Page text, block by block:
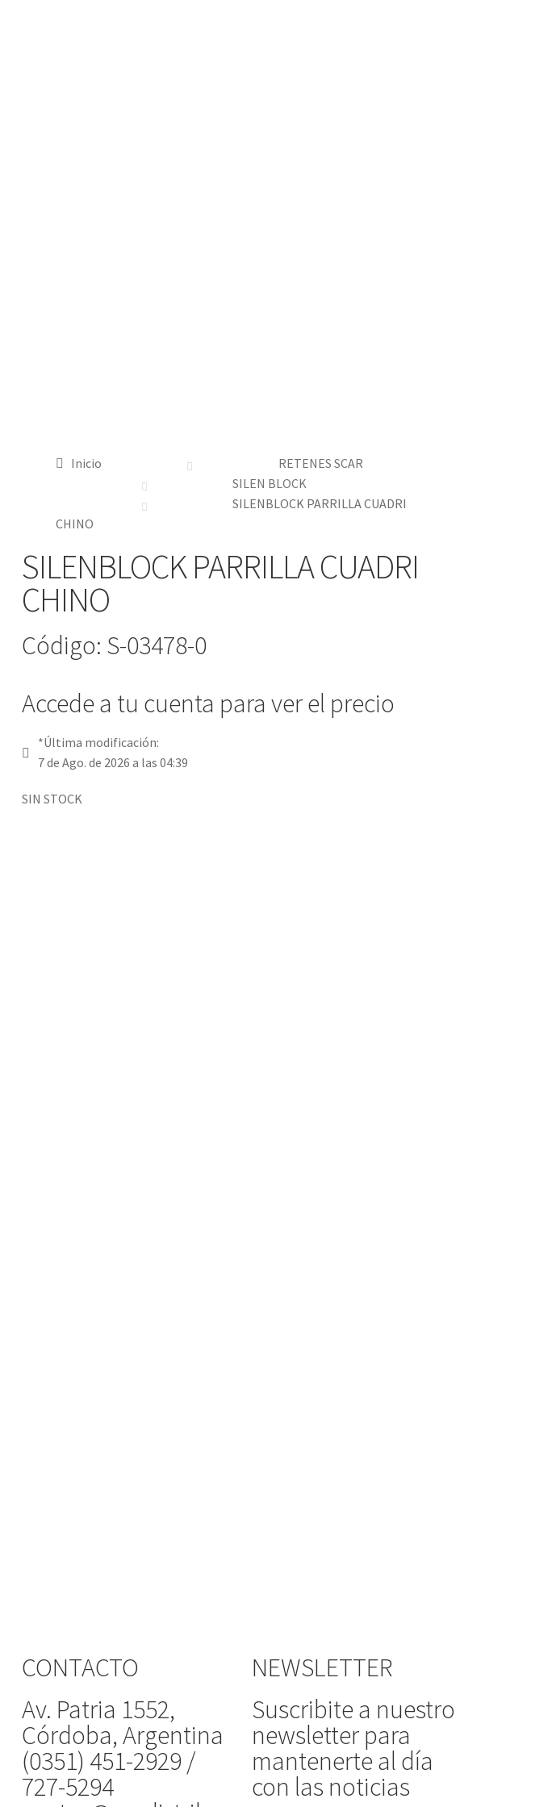
Inicio
RETENES SCAR
SILEN BLOCK
SILENBLOCK PARRILLA CUADRI
CHINO
SILENBLOCK PARRILLA CUADRI
CHINO
Código: S-03478-0
Accede a tu cuenta para ver el precio
*Última modificación:
7 de Ago. de 2026 a las 04:39
SIN STOCK
CONTACTO
Av. Patria 1552,
Córdoba, Argentina
(0351) 451-2929 /
727-5294
NEWSLETTER
Suscribite a nuestro
newsletter para
mantenerte al día
con las noticias